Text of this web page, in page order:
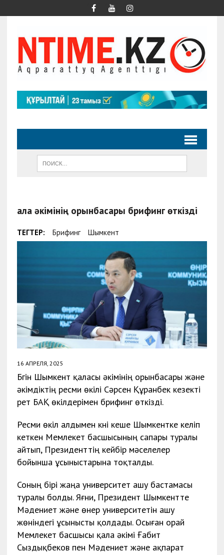
Қала әкімінің орынбасары брифинг өткізді
ТЕГТЕР: Брифинг Шымкент
16 АПРЕЛЯ, 2025
Бүгін Шымкент қаласы әкімінің орынбасары және
әкімдіктің ресми өкілі Сәрсен Құранбек кезекті
рет БАҚ өкілдерімен брифинг өткізді.
Ресми өкіл алдымен күні кеше Шымкентке келіп
кеткен Мемлекет басшысының сапары туралы
айтып, Президенттің кейбір мәселелер
бойынша ұсыныстарына тоқталды.
Соның бірі жаңа университет ашу бастамасы
туралы болды. Яғни, Президент Шымкентте
Мәдениет және өнер университетін ашу
жөніндегі ұсынысты қолдады. Осыған орай
Мемлекет басшысы қала әкімі Ғабит
Сыздықбеков пен Мәдениет және ақпарат